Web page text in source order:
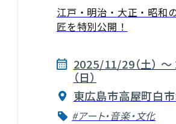
江戸・明治・大正・昭和
匠を特別公開！
2025/11/29（土）
（日）
東広島市高屋町白
#アート・音楽・文化